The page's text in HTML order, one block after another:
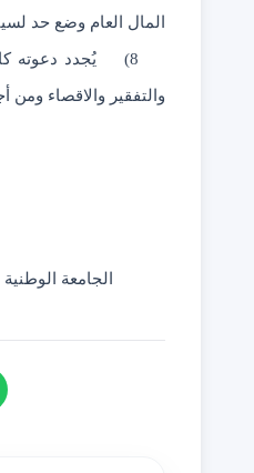
المال العام وضع حد
8)
يُجدد دعوته
والتفقير والاقصاء ومن
الجامعة الوطنية